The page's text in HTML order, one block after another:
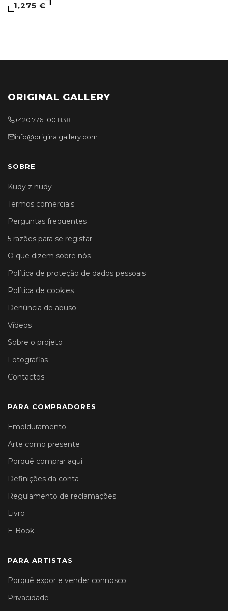
1,275 €
ORIGINAL GALLERY
+420 776 100 838
info@originalgallery.com
SOBRE
Kudy z nudy
Termos comerciais
Perguntas frequentes
5 razões para se registar
O que dizem sobre nós
Política de proteção de dados pessoais
Política de cookies
Denúncia de abuso
Vídeos
Sobre o projeto
Fotografias
Contactos
PARA COMPRADORES
Emolduramento
Arte como presente
Porquê comprar aqui
Definições da conta
Regulamento de reclamações
Livro
E-Book
PARA ARTISTAS
Porquê expor e vender connosco
Privacidade